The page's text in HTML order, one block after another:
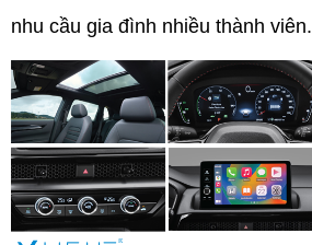
nhu cầu gia đình nhiều thành viên.